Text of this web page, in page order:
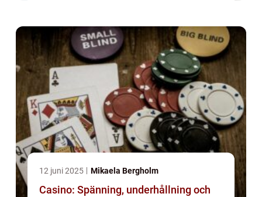
12 juni 2025 Mikaela Bergholm
Casino: Spänning, underhållning och